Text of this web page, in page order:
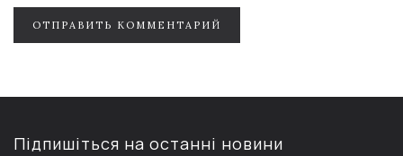
ОТПРАВИТЬ КОММЕНТАРИЙ
Підпишіться на останні новини